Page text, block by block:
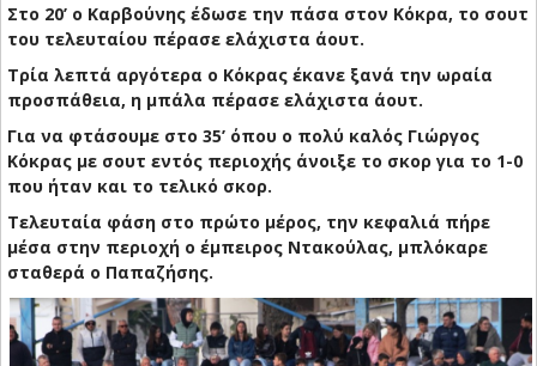
Στο 20’ ο Καρβούνης έδωσε την πάσα στον Κόκρα, το σουτ
του τελευταίου πέρασε ελάχιστα άουτ.
Τρία λεπτά αργότερα ο Κόκρας έκανε ξανά την ωραία
προσπάθεια, η μπάλα πέρασε ελάχιστα άουτ.
Για να φτάσουμε στο 35’ όπου ο πολύ καλός Γιώργος
Κόκρας με σουτ εντός περιοχής άνοιξε το σκορ για το 1-0
που ήταν και το τελικό σκορ.
Τελευταία φάση στο πρώτο μέρος, την κεφαλιά πήρε
μέσα στην περιοχή ο έμπειρος Ντακούλας, μπλόκαρε
σταθερά ο Παπαζήσης.